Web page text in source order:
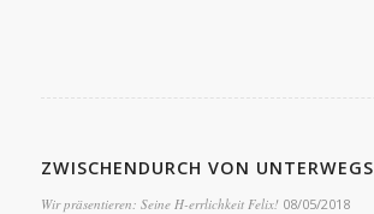
ZWISCHENDURCH VON UNTERWEGS
Wir präsentieren: Seine H-errlichkeit Felix! 08/05/2018